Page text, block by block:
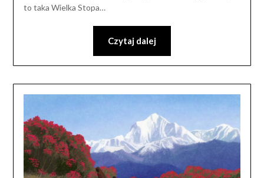
to taka Wielka Stopa…
Czytaj dalej